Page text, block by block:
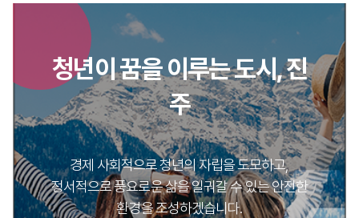
청년이 꿈을 이루는 도시, 진
주
경제 사회적으로 청년의 자립을 도모하고,
정서적으로 풍요로운 삶을 일궈갈 수 있는 안전한
환경을 조성하겠습니다.